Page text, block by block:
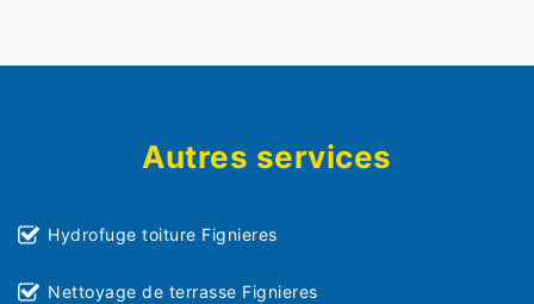
Autres services
Hydrofuge toiture Fignieres
Nettoyage de terrasse Fignieres